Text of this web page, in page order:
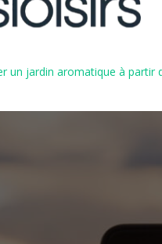
un jardin aromatique à partir